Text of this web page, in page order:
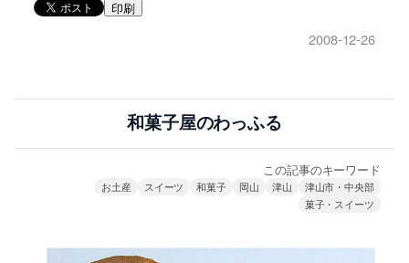
印刷
2008-12-26
和菓子屋のわっふる
この記事のキーワード
お土産 スイーツ 和菓子 岡山 津山
津山市・中央部
菓子・スイーツ